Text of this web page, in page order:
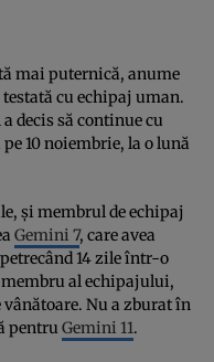
mai puternică, anume
testată cu echipaj uman.
decis să continue cu
10 noiembrie, la o lună
şi membrul de echipaj
Gemini 7, care avea
14 zile într-o
al echipajului,
vânătoare. Nu a zburat în
pentru Gemini 11.